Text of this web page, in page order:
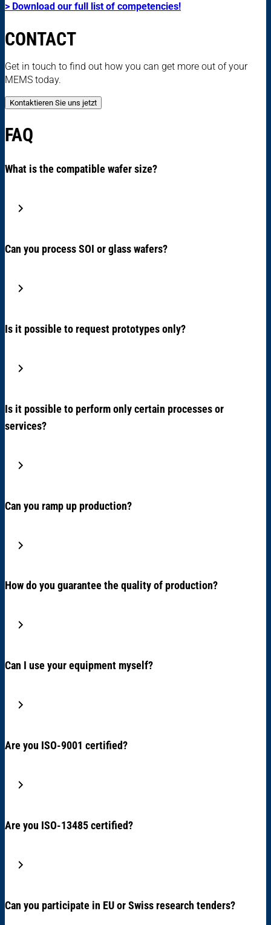
> Download our full list of competencies!
CONTACT
Get in touch to find out how you can get more out of your
MEMS today.
Kontaktieren Sie uns jetzt
FAQ
What is the compatible wafer size?
Can you process SOI or glass wafers?
Is it possible to request prototypes only?
Is it possible to perform only certain processes or
services?
Can you ramp up production?
How do you guarantee the quality of production?
Can I use your equipment myself?
Are you ISO-9001 certified?
Are you ISO-13485 certified?
Can you participate in EU or Swiss research tenders?